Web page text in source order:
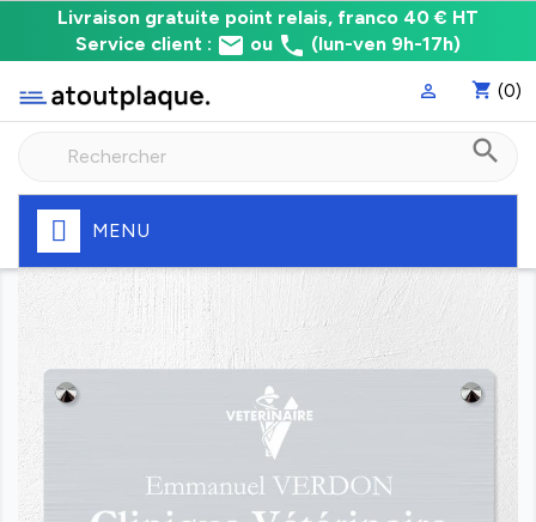
Livraison gratuite point relais, franco 40 € HT
Service client : email ou phone (lun-ven 9h-17h)
Livraison
relais,
franco
Fabrication
express
shopping_cart (0)

search
MENU